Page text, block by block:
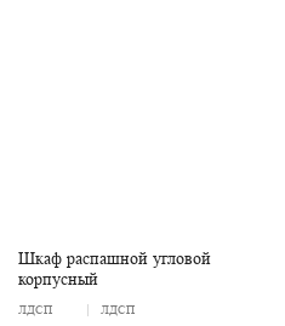
Шкаф распашной угловой
корпусный
ЛДСП ЛДСП